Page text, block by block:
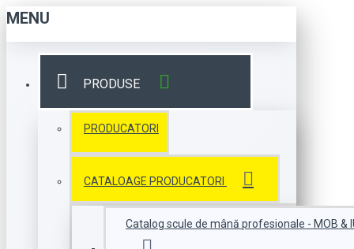
MENU
PRODUSE
PRODUCATORI
CATALOAGE PRODUCATORI
Catalog scule de mână profesionale - MOB &